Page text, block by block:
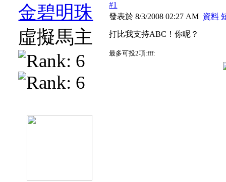
金碧明珠
虛擬馬主
#1
發表於 8/3/2008 02:27 AM 資料
打比我支持ABC！你呢？
最多可投2項:fff: